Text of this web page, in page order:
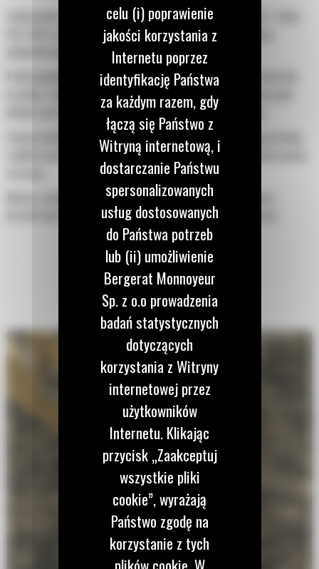
Zyskaj gwarancję najwyższej wydajności, łącząc maszynę Cat z łyżką
Cat, która cechuje się niezwykłą uniwersalnością, pozwalającą
optymalizować siłę odspajania i moc maszyny.
Profil powłoki o podwójnym promieniu poprawia przepływ materiału
na łyżkę. Zwiększony prześwit lemiesza zapewnia zmniejszony opór
dolnej części łyżki, co obniża koszty związane z konserwacją.
Zużycie paliwa jest najwyższe podczas kopania. Łyżki Cat gwarantują
szybkie cięcie materiału w celu zwiększenia ogólnej wydajności pracy
Możesz załadować większą ilość materiału w krótszym czasie.
Kształt łyżki i segmenty boczne pozwalają utrzymać większość
materiału w łyżce podczas każdego załadunku.
celu (i) poprawienie
jakości korzystania z
Internetu poprzez
identyfikację Państwa
za każdym razem, gdy
łączą się Państwo z
Witryną internetową, i
dostarczanie Państwu
spersonalizowanych
usług dostosowanych
do Państwa potrzeb
lub (ii) umożliwienie
Bergerat Monnoyeur
Sp. z o.o prowadzenia
badań statystycznych
dotyczących
korzystania z Witryny
internetowej przez
użytkowników
Internetu. Klikając
przycisk „Zaakceptuj
wszystkie pliki
cookie”, wyrażają
Państwo zgodę na
korzystanie z tych